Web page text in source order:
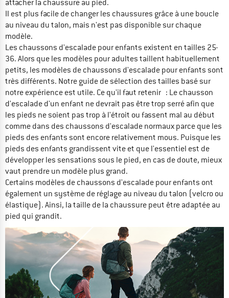
attacher la chaussure au pied.
Il est plus facile de changer les chaussures grâce à une boucle
au niveau du talon, mais n'est pas disponible sur chaque
modèle.
Les chaussons d'escalade pour enfants existent en tailles 25-
36. Alors que les modèles pour adultes taillent habituellement
petits, les modèles de chaussons d'escalade pour enfants sont
très différents. Notre guide de sélection des tailles basé sur
notre expérience est utile. Ce qu'il faut retenir : Le chausson
d'escalade d'un enfant ne devrait pas être trop serré afin que
les pieds ne soient pas trop à l'étroit ou fassent mal au début
comme dans des chaussons d'escalade normaux parce que les
pieds des enfants sont encore relativement mous. Puisque les
pieds des enfants grandissent vite et que l'essentiel est de
développer les sensations sous le pied, en cas de doute, mieux
vaut prendre un modèle plus grand.
Certains modèles de chaussons d'escalade pour enfants ont
également un système de réglage au niveau du talon (velcro ou
élastique). Ainsi, la taille de la chaussure peut être adaptée au
pied qui grandit.